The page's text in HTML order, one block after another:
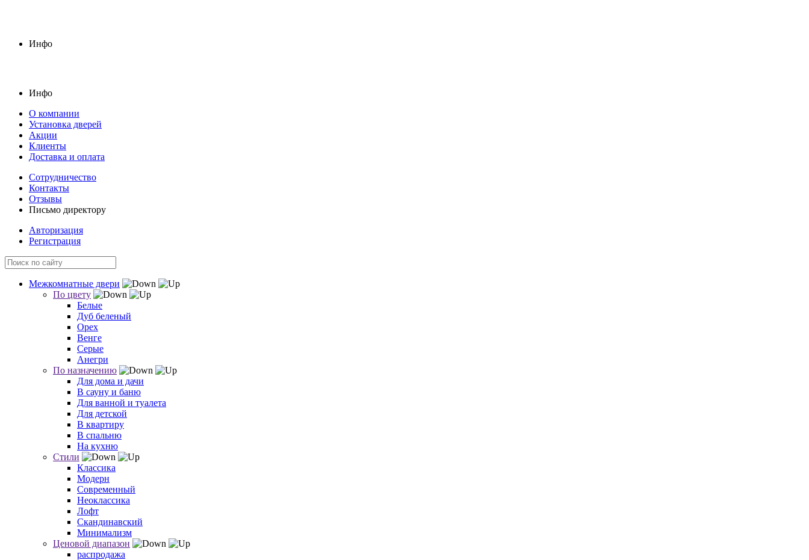
Инфо
Инфо
О компании
Установка дверей
Акции
Клиенты
Доставка и оплата
Сотрудничество
Контакты
Отзывы
Письмо директору
Авторизация
Регистрация
Межкомнатные двери
По цвету
Белые
Дуб беленый
Орех
Венге
Серые
Анегри
По назначению
Для дома и дачи
В сауну и баню
Для ванной и туалета
Для детской
В квартиру
В спальню
На кухню
Стили
Классика
Модерн
Современный
Неоклассика
Лофт
Скандинавский
Минимализм
Ценовой диапазон
распродажа